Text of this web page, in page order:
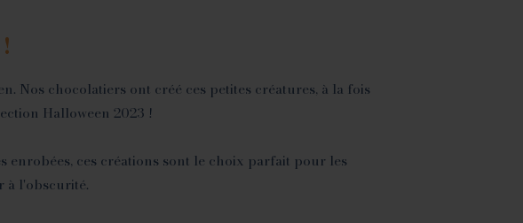
Nos chocolatiers ont créé ces petites créatures, à la fois
Halloween 2023 !
enrobées, ces créations sont le choix parfait pour les
à l'obscurité.